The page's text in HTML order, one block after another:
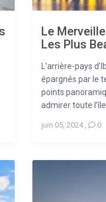
Le
Les Plus
L’arrière-pays
épargnés par le
points
admirer toute
juin 05, 2024, 0